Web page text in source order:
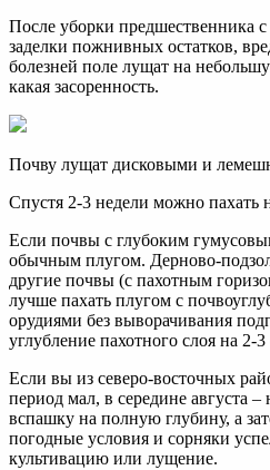
После уборки предшественника
заделки пожнивных остатков,
болезней поле лущат на
какая засоренность.
Почву лущат дисковыми и
Спустя 2-3 недели можно пахать
Если поч­вы с глубоким
обычным плу­гом. Дерново-
другие почвы (с пахотным
лучше пахать плугом с
орудиями без выворачивания
углубление пахотного слоя на 2-3
Если вы из северо-восточных
период мал, в середине августа –
вспашку на полную глубину, а
погодные условия и сорняки
культивацию или лущение.